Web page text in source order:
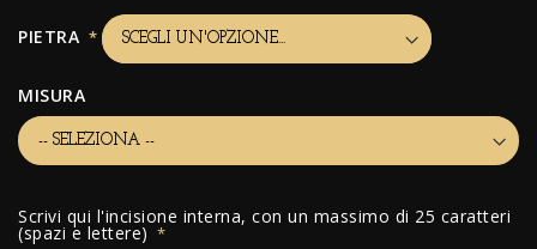
PIETRA
MISURA
Scrivi qui l'incisione interna, con un massimo di 25 caratteri
(spazi e lettere)